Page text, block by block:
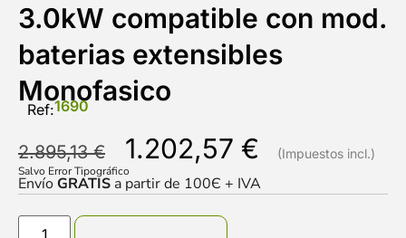
3.0kW compatible con mod.
baterias extensibles
Monofasico
Ref:1690
2.895,13€ 1.202,57 €
Salvo Error Tipográfico
EnvíoGRATIS a partir de 100Є + IVA